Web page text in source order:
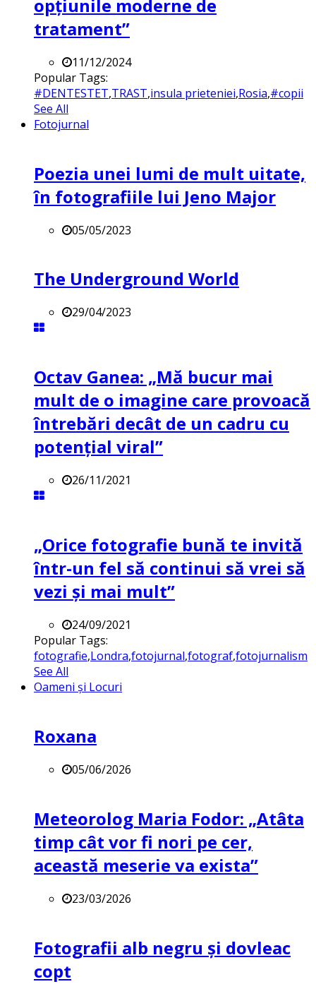
opțiunile moderne de
tratament”
11/12/2024
Popular Tags:
#DENTESTET,TRAST,insula prieteniei,Rosia,#copii
See All
Fotojurnal
Poezia unei lumi de mult uitate,
în fotografiile lui Jeno Major
05/05/2023
The Underground World
29/04/2023
Octav Ganea: „Mă bucur mai
mult de o imagine care provoacă
întrebări decât de un cadru cu
potenţial viral”
26/11/2021
„Orice fotografie bună te invită
într-un fel să continui să vrei să
vezi și mai mult”
24/09/2021
Popular Tags:
fotografie,Londra,fotojurnal,fotograf,fotojurnalism
See All
Oameni și Locuri
Roxana
05/06/2026
Meteorolog Maria Fodor: „Atâta
timp cât vor fi nori pe cer,
această meserie va exista”
23/03/2026
Fotografii alb negru și dovleac
copt